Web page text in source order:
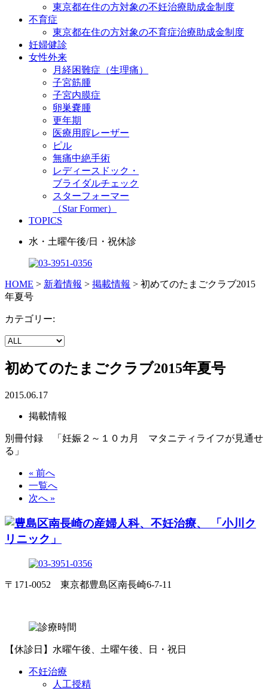
東京都在住の方対象の不妊治療助成金制度
不育症
東京都在住の方対象の不育症治療助成金制度
妊婦健診
女性外来
月経困難症（生理痛）
子宮筋腫
子宮内膜症
卵巣嚢腫
更年期
医療用腟レーザー
ピル
無痛中絶手術
レディースドック・
ブライダルチェック
スターフォーマー
（Star Former）
TOPICS
水・土曜午後/日・祝休診
HOME > 新着情報 > 掲載情報 > 初めてのたまごクラブ2015
年夏号
カテゴリー:
初めてのたまごクラブ2015年夏号
2015.06.17
掲載情報
別冊付録 「妊娠２～１０カ月 マタニティライフが見通せ
る」
« 前へ
一覧へ
次へ »
〒171-0052 東京都豊島区南長崎6-7-11
【休診日】水曜午後、土曜午後、日・祝日
不妊治療
人工授精